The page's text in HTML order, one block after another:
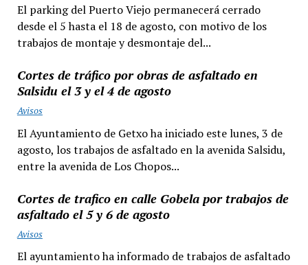
El parking del Puerto Viejo permanecerá cerrado
desde el 5 hasta el 18 de agosto, con motivo de los
trabajos de montaje y desmontaje del...
Cortes de tráfico por obras de asfaltado en
Salsidu el 3 y el 4 de agosto
Avisos
El Ayuntamiento de Getxo ha iniciado este lunes, 3 de
agosto, los trabajos de asfaltado en la avenida Salsidu,
entre la avenida de Los Chopos...
Cortes de trafico en calle Gobela por trabajos de
asfaltado el 5 y 6 de agosto
Avisos
El ayuntamiento ha informado de trabajos de asfaltado